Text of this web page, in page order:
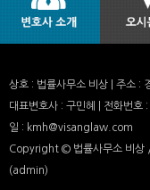
상호 : 법률사무소 비상 | 주소 :
대표변호사 : 구민혜 | 전화번
일 : kmh@visanglaw.com
Copyright © 법률사무소 비
(admin)